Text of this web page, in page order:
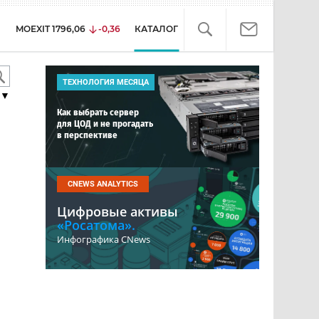
MOEXIT 1796,06 -0,36 КАТАЛОГ
▼
ТЕХНОЛОГИЯ МЕСЯЦА
Как выбрать сервер
для ЦОД и не прогадать
в перспективе
CNEWS ANALYTICS
Цифровые активы
«Росатома».
Инфографика CNews